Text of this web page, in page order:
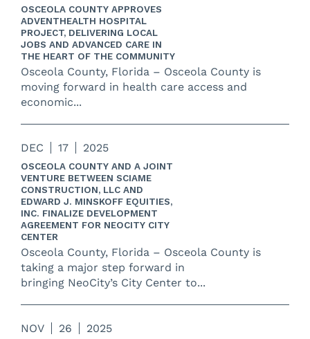
OSCEOLA COUNTY APPROVES
ADVENTHEALTH HOSPITAL
PROJECT, DELIVERING LOCAL
JOBS AND ADVANCED CARE IN
THE HEART OF THE COMMUNITY
Osceola County, Florida – Osceola County is
moving forward in health care access and
economic...
DEC 17 2025
OSCEOLA COUNTY AND A JOINT
VENTURE BETWEEN SCIAME
CONSTRUCTION, LLC AND
EDWARD J. MINSKOFF EQUITIES,
INC. FINALIZE DEVELOPMENT
AGREEMENT FOR NEOCITY CITY
CENTER
Osceola County, Florida – Osceola County is
taking a major step forward in
bringing NeoCity’s City Center to...
NOV 26 2025